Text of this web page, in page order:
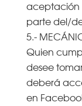
aceptación
parte del/
5.-
Quien
desee
deberá
en